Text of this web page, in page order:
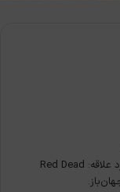
متخصص رمزارز و برنامه نویسی. بازی‌های مورد علاقه: Red Dead